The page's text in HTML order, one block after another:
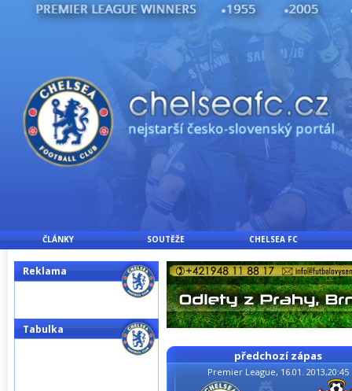
ČLÁNKY SOUTĚŽE CHELSEA FC
předchozí zápas
Premier League, 16.01. 2013,20:45
Reklama
Tabulka